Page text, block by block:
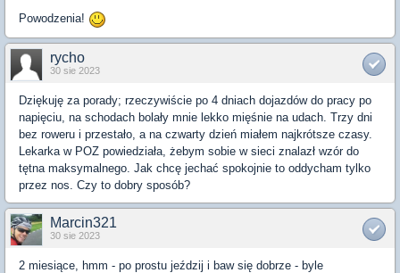
Powodzenia!
rycho
30 sie 2023
Dziękuję za porady; rzeczywiście po 4 dniach dojazdów do pracy po
napięciu, na schodach bolały mnie lekko mięśnie na udach. Trzy dni
bez roweru i przestało, a na czwarty dzień miałem najkrótsze czasy.
Lekarka w POZ powiedziała, żebym sobie w sieci znalazł wzór do
tętna maksymalnego. Jak chcę jechać spokojnie to oddycham tylko
przez nos. Czy to dobry sposób?
Marcin321
30 sie 2023
2 miesiące, hmm - po prostu jeździj i baw się dobrze - byle